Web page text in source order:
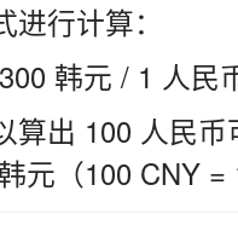
行计算：
韩元 / 1 人民
算出 100 人民
元（100 CNY =